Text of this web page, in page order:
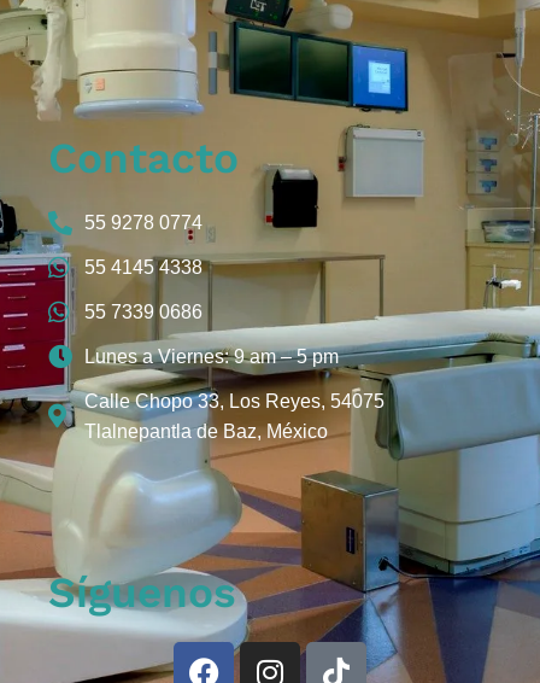
Contacto
55 9278 0774
55 4145 4338
55 7339 0686
Lunes a Viernes: 9 am – 5 pm
Calle Chopo 33, Los Reyes, 54075
Tlalnepantla de Baz, México
Síguenos